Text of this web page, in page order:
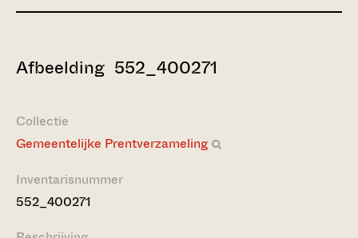
Afbeelding 552_400271
Collectie
Gemeentelijke Prentverzameling
Inventarisnummer
552_400271